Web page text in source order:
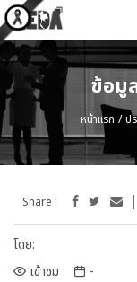
ข้อมู
หน้าแรก ป
Share :
โดย:
เข้าชม
-